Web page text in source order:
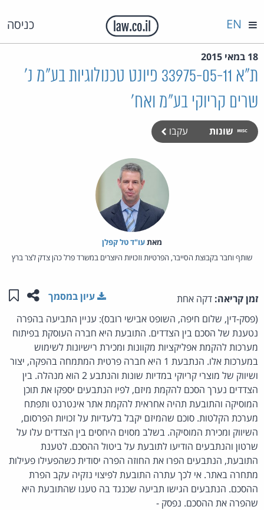
כניסה EN
18 במאי 2015
ת"א 33975-05-11 פיונט טכנולוגיות בע"מ נ'
שרים קריוקי בע"מ ואח'
שונות עקבו
מאת‏עו"ד טל קפלן
שותף וחבר בקבוצת הסייבר, הפרטיות וזכויות היוצרים במשרד פרל כהן צדק לצר ברץ
זמן קריאה: דקה אחת שתפו
עיון במסמך
(פסק-דין, שלום חיפה, השופט אבישי רובס): עניין התביעה בהפרה
נטענת של הסכם בין הצדדים. התובעת היא חברה העוסקת בפיתוח
מערכות להקמת אפליקציות מקוונות ומכירת רישיונות לשימוש
במערכות אלו. הנתבעת 1 היא חברה פרטית המתמחה בהפקה, יצור
ושיווק של מוצרי קריוקי במדיות שונות והנתבע 2 הוא מנהלה. בין
הצדדים נערך הסכם להקמת מיזם, לפיו הנתבעים יספקו את תוכן
המוסיקה והתובעת תהיה אחראית להקמת אתר אינטרנט ותפתח
מערכת הקלטות. סוכם שהמיזם יקבל בלעדיות על זכויות הפרסום,
השיווק ומכירת המוסיקה. בשלב מסוים היחסים בין הצדדים עלו על
שרטון והנתבעים הודיעו לתובעת על ביטול ההסכם. לטענת
התובעת, הנתבעים הפרו את החוזה הפרה יסודית כשהפעילו פעילות
מתחרה באתר. אי לכך עתרה התובעת לפיצוי נזקיה עקב הפרת
ההסכם. הנתבעים הגישו תביעה שכנגד בה טענו שהתובעת היא
שהפרה את ההסכם. נפסק -